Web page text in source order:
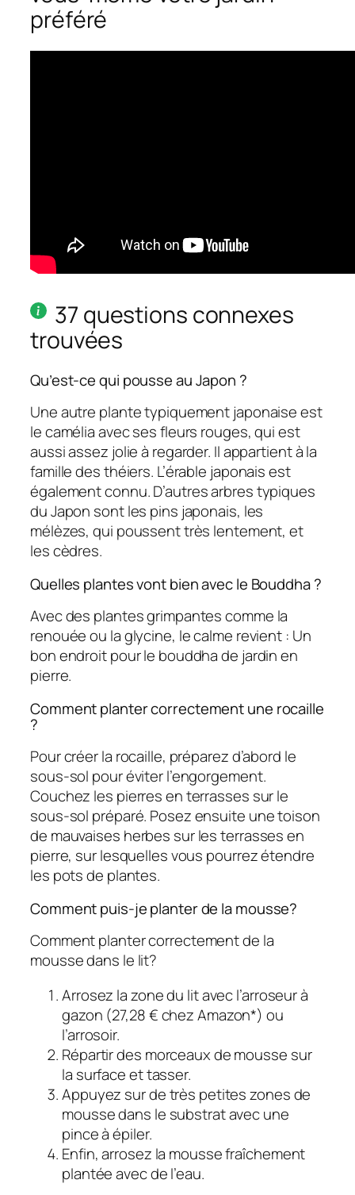
préféré
37 questions connexes
trouvées
Qu’est-ce qui pousse au Japon ?
Une autre plante typiquement japonaise est
le camélia avec ses fleurs rouges, qui est
aussi assez jolie à regarder. Il appartient à la
famille des théiers. L’érable japonais est
également connu. D’autres arbres typiques
du Japon sont les pins japonais, les
mélèzes, qui poussent très lentement, et
les cèdres.
Quelles plantes vont bien avec le Bouddha ?
Avec des plantes grimpantes comme la
renouée ou la glycine, le calme revient : Un
bon endroit pour le bouddha de jardin en
pierre.
Comment planter correctement une rocaille
?
Pour créer la rocaille, préparez d’abord le
sous-sol pour éviter l’engorgement.
Couchez les pierres en terrasses sur le
sous-sol préparé. Posez ensuite une toison
de mauvaises herbes sur les terrasses en
pierre, sur lesquelles vous pourrez étendre
les pots de plantes.
Comment puis-je planter de la mousse?
Comment planter correctement de la
mousse dans le lit?
Arrosez la zone du lit avec l’arroseur à
gazon (27,28 € chez Amazon*) ou
l’arrosoir.
Répartir des morceaux de mousse sur
la surface et tasser.
Appuyez sur de très petites zones de
mousse dans le substrat avec une
pince à épiler.
Enfin, arrosez la mousse fraîchement
plantée avec de l’eau.